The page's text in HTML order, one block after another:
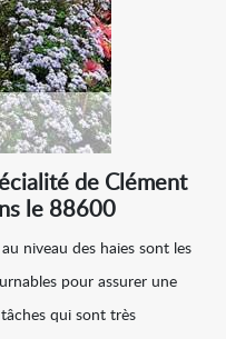
de Clément
le 88600
niveau des haies sont les
pour assurer une
qui sont très